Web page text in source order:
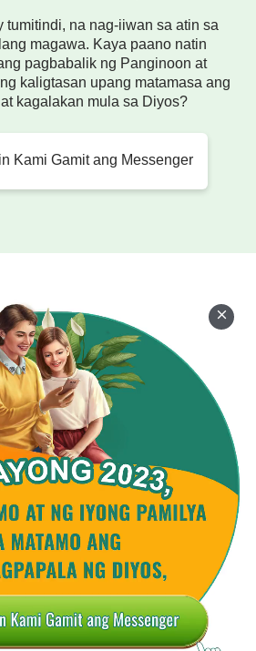
ng sangkatauhan.
hanggang kamatayan
pagkaunawa ng tao,
o …
ng Diyos
ng sangkatauhan.
ito nahahawakan.
mga salita sa pananampalataya,
tumitindi, na nag-iiwan sa atin sa
magawa. Kaya paano natin
pagbabalik ng Panginoon at
kaligtasan upang matamasa ang
kagalakan mula sa Diyos?
Kami Gamit ang Messenger